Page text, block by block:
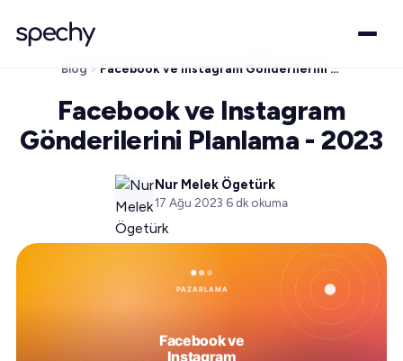
Blog Facebook ve Instagram Gönderilerini Planlama - 2023
Facebook ve Instagram
Gönderilerini Planlama - 2023
Nur Melek Ögetürk
17 Ağu 2023·6 dk okuma